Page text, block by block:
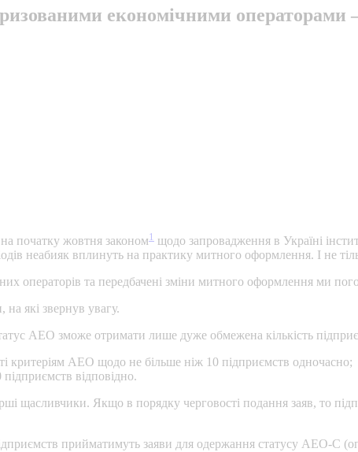
економічними операторами
початку жовтня законом1 щодо запровадження в Україні
неабияк вплинуть на практику митного оформлення. І не
операторів та передбачені зміни митного оформлення ми
які звернув увагу.
АЕО зможе отримати лише дуже обмежена кількість
критеріям АЕО щодо не більше ніж 10 підприємств одночасно;
відповідно.
щасливчики. Якщо в порядку черговості подання заяв, то
прийматимуть заяви для одержання статусу АЕО-С